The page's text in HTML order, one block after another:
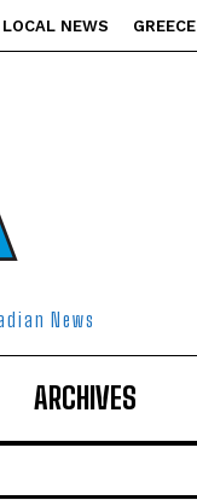
LOCAL NEWS GREECE
News
ARCHIVES